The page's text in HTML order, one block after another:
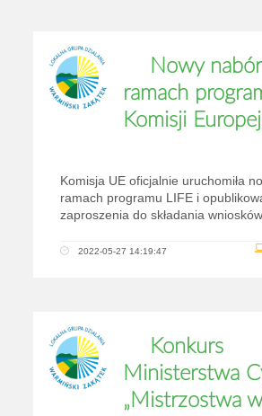
Nowy
ramach
Komisji
Komisja UE oficjalnie uruchomiła
ramach programu LIFE i
zaproszenia do składania
2022-05-27 14:19:47
Konkurs
Ministerstwa
„Mistrzostwa w